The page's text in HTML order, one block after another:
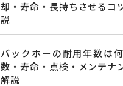
却・寿命・長持ちさせるコ
説
バックホーの耐用年数は
数・寿命・点検・メンテナ
解説